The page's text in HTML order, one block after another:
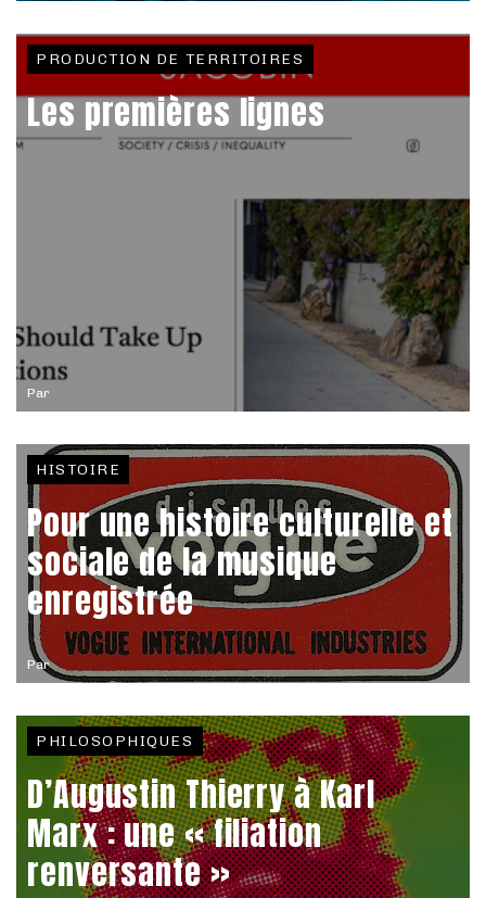
Par
PRODUCTION DE TERRITOIRES
Les premières lignes
Par
HISTOIRE
Pour une histoire culturelle et
sociale de la musique
enregistrée
PHILOSOPHIQUES
D’Augustin Thierry à Karl
Marx : une « filiation
renversante »